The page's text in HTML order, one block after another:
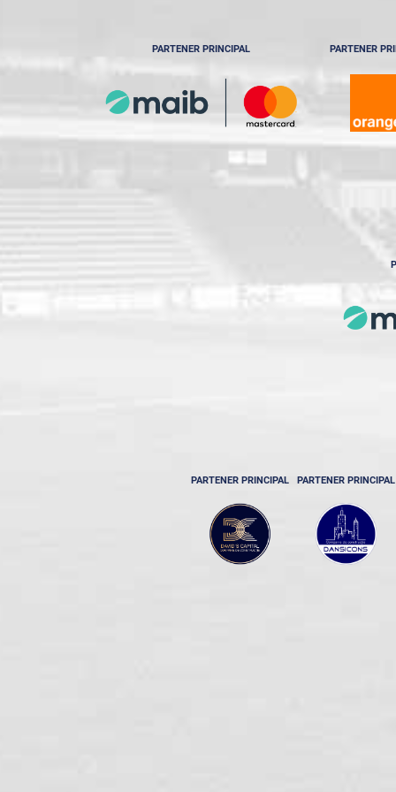
PARTENER PRINCIPAL PARTENER
PARTENER PRINCIPAL PARTENER PRINCIPAL